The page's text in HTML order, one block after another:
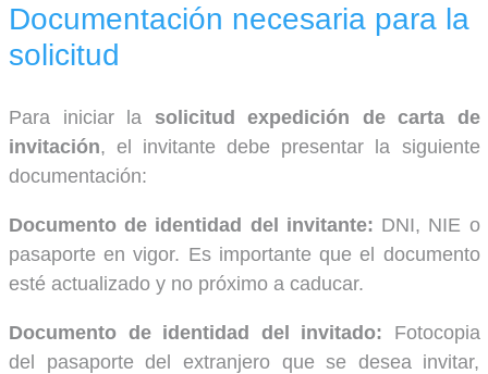
Documentación necesaria para la
solicitud
Para iniciar la solicitud expedición de carta de
invitación, el invitante debe presentar la siguiente
documentación:
Documento de identidad del invitante: DNI, NIE o
pasaporte en vigor. Es importante que el documento
esté actualizado y no próximo a caducar.
Documento de identidad del invitado: Fotocopia
del pasaporte del extranjero que se desea invitar,